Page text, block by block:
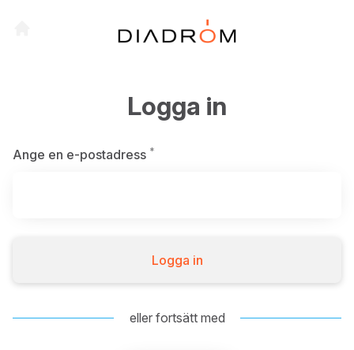
Logga in
Ange en e-postadress *
Logga in
eller fortsätt med